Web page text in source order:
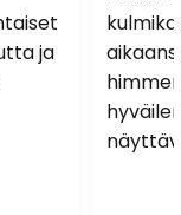
ja